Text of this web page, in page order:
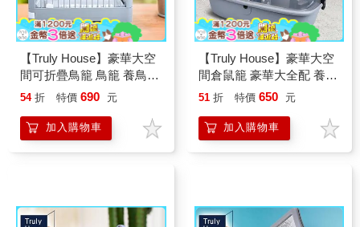
【Truly House】豪華大空
間可折疊鳥籠 鳥籠 養鳥
(兩色任選)
54 折 特價 690 元
加入購物車
【Truly House】豪華大空
間倉鼠籠 豪華大全配 養老
鼠 鼠籠 鼠屋(三色任選)
51 折 特價 650 元
加入購物車